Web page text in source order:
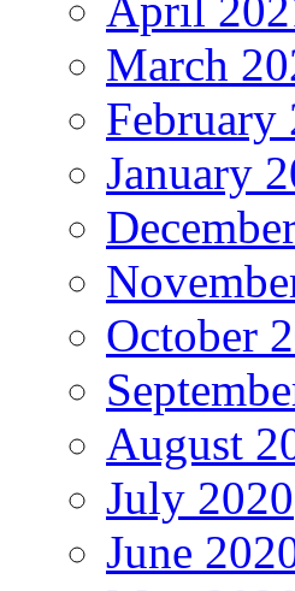
March
February
January
October
August
July 2020
June